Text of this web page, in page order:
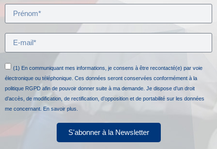
(1) En communiquant mes informations, je consens à être recontacté(e) par voie
électronique ou téléphonique. Ces données seront conservées conformément à la
politique RGPD afin de pouvoir donner suite à ma demande. Je dispose d’un droit
d’accès, de modification, de rectification, d’opposition et de portabilité sur les données
me concernant. En savoir plus.
S'abonner à la Newsletter